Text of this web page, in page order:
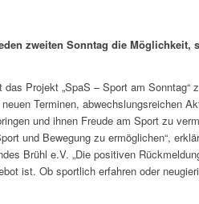
zweiten Sonntag die Möglichkeit,
Projekt „SpaS – Sport am Sonntag“
Terminen, abwechslungsreichen
und ihnen Freude am Sport zu
und Bewegung zu ermöglichen“,
Brühl e.V. „Die positiven
ist. Ob sportlich erfahren oder